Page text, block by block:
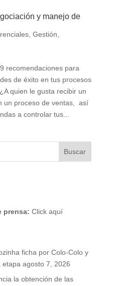
y manejo de
, Gestión
recomendaciones para
de éxito en tus procesos
quien le gusta recibir un
un proceso de ventas, así
a controlar tus...
prensa: Click aquí
ficha por Colo-Colo y
etapa agosto 7, 2026
la obtención de las